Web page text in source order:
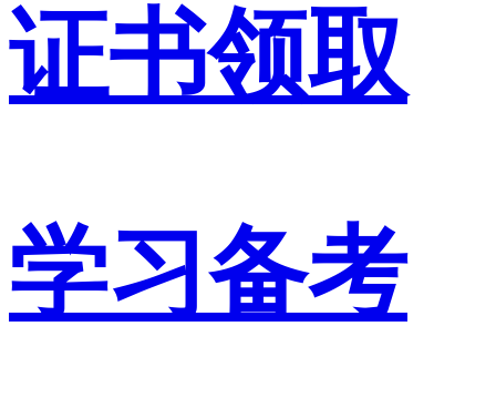
证书领取
学习备考